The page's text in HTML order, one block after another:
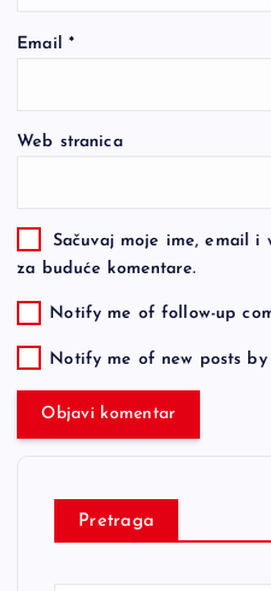
Email *
Web stranica
Sačuvaj moje ime, email i
za buduće komentare.
Notify me of follow-up
Notify me of new posts by
Pretraga